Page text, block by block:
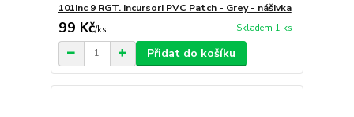
101inc 9 RGT. Incursori PVC Patch - Grey - nášivka
99 Kč/ks Skladem 1 ks
Přidat do košíku